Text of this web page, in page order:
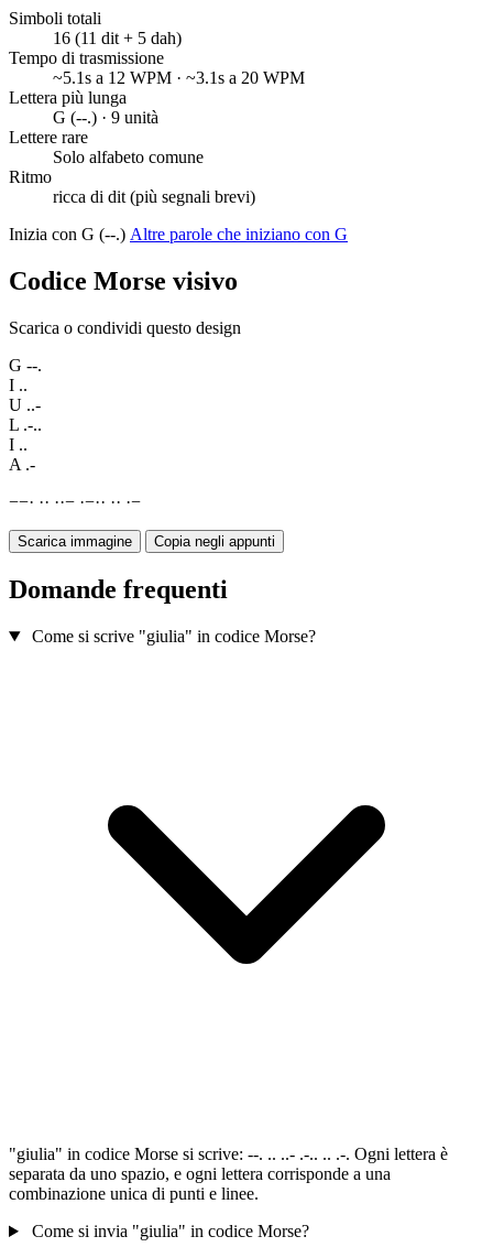
Simboli totali
16 (11 dit + 5 dah)
Tempo di trasmissione
~5.1s a 12 WPM · ~3.1s a 20 WPM
Lettera più lunga
G (--.) · 9 unità
Lettere rare
Solo alfabeto comune
Ritmo
ricca di dit (più segnali brevi)
Inizia con G (--.) Altre parole che iniziano con G
Codice Morse visivo
Scarica o condividi questo design
G --.
I ..
U ..-
L .-..
I ..
A .-
−−· ·· ··− ·−·· ·· ·−
Scarica immagine Copia negli appunti
Domande frequenti
Come si scrive "giulia" in codice Morse?
"giulia" in codice Morse si scrive: --. .. ..- .-.. .. .-. Ogni lettera è
separata da uno spazio, e ogni lettera corrisponde a una
combinazione unica di punti e linee.
Come si invia "giulia" in codice Morse?